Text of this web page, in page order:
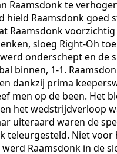
Raamsdonk te
hield Raamsdonk goed
Raamsdonk
sloeg Right-Oh
onderschept en de
binnen, 1-1.
dankzij prima
men op de been. Het
het wedstrijdverloop
uiteraard waren de
teleurgesteld. Niet voor
Raamsdonk in de